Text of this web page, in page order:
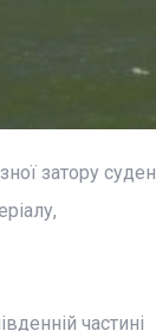
затору суден
частині